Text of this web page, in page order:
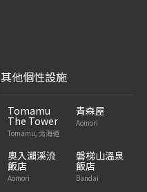
其他個性設施
Tomamu
The Tower
Tomamu, 北海道
青森屋
Aomori
奧入瀨溪流
飯店
Aomori
磐梯山溫泉
飯店
Bandai